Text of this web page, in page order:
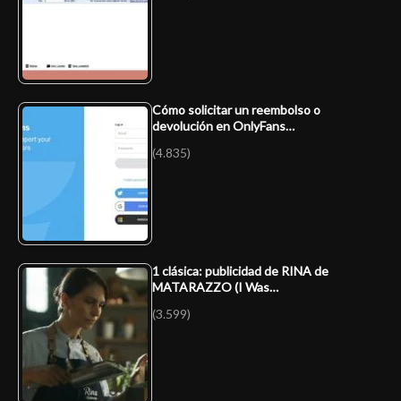
Cómo solicitar un reembolso o
devolución en OnlyFans…
(4.835)
1 clásica: publicidad de RINA de
MATARAZZO (I Was…
(3.599)